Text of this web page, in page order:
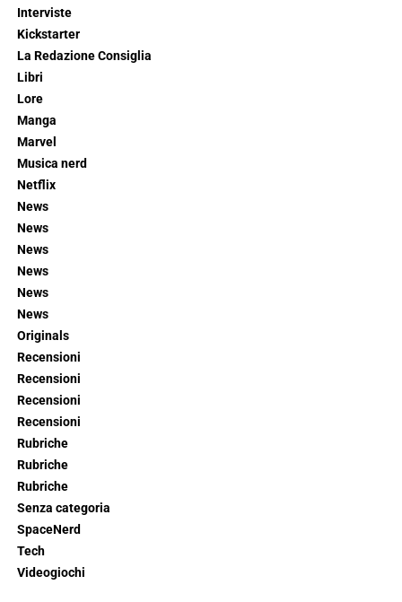
Interviste
Kickstarter
La Redazione Consiglia
Libri
Lore
Manga
Marvel
Musica nerd
Netflix
News
News
News
News
News
News
Originals
Recensioni
Recensioni
Recensioni
Recensioni
Rubriche
Rubriche
Rubriche
Senza categoria
SpaceNerd
Tech
Videogiochi